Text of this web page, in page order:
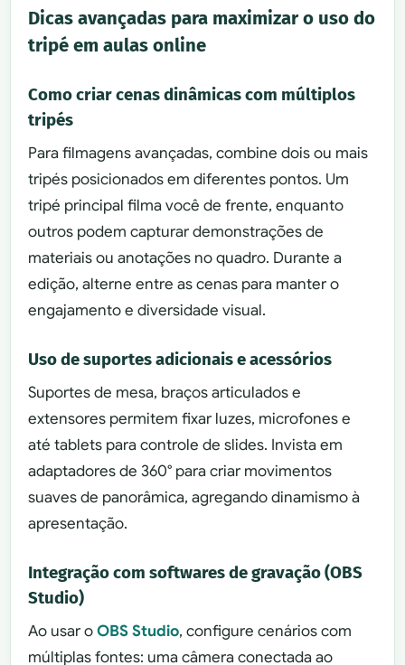
Dicas avançadas para maximizar o uso do
tripé em aulas online
Como criar cenas dinâmicas com múltiplos
tripés
Para filmagens avançadas, combine dois ou mais
tripés posicionados em diferentes pontos. Um
tripé principal filma você de frente, enquanto
outros podem capturar demonstrações de
materiais ou anotações no quadro. Durante a
edição, alterne entre as cenas para manter o
engajamento e diversidade visual.
Uso de suportes adicionais e acessórios
Suportes de mesa, braços articulados e
extensores permitem fixar luzes, microfones e
até tablets para controle de slides. Invista em
adaptadores de 360° para criar movimentos
suaves de panorâmica, agregando dinamismo à
apresentação.
Integração com softwares de gravação (OBS
Studio)
Ao usar oOBS Studio, configure cenários com
múltiplas fontes: uma câmera conectada ao